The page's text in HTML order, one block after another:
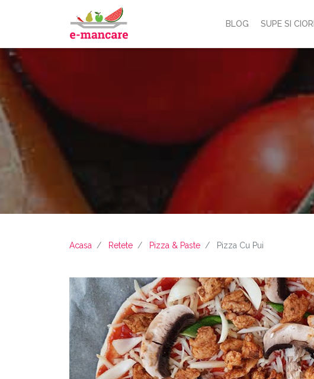
BLOG SUPE SI
Acasa Retete Pizza & Paste Pizza Cu Pui